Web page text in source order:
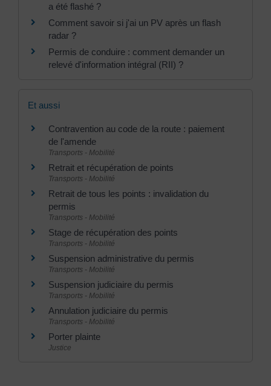
a été flashé ?
Comment savoir si j'ai un PV après un flash
radar ?
Permis de conduire : comment demander un
relevé d'information intégral (RII) ?
Et aussi
Contravention au code de la route : paiement
de l'amende
Transports - Mobilité
Retrait et récupération de points
Transports - Mobilité
Retrait de tous les points : invalidation du
permis
Transports - Mobilité
Stage de récupération des points
Transports - Mobilité
Suspension administrative du permis
Transports - Mobilité
Suspension judiciaire du permis
Transports - Mobilité
Annulation judiciaire du permis
Transports - Mobilité
Porter plainte
Justice